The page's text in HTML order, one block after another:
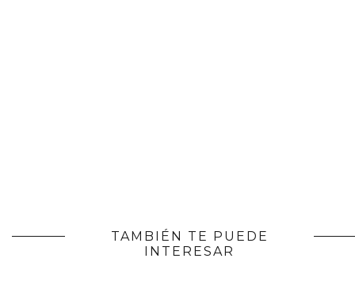
TAMBIÉN TE PUEDE
INTERESAR